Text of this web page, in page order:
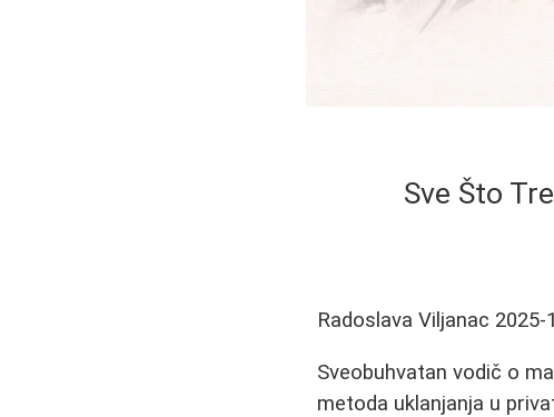
Sve Što
Radoslava Viljanac 2025-
Sveobuhvatan vodič o
metoda uklanjanja u